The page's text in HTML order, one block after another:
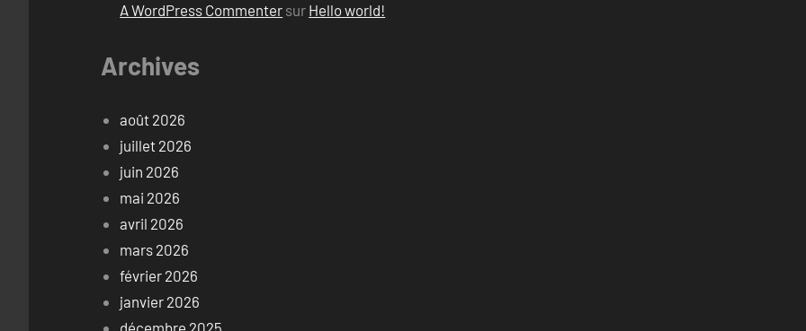
A WordPress Commenter sur Hello world!
Archives
août 2026
juillet 2026
juin 2026
mai 2026
avril 2026
mars 2026
février 2026
janvier 2026
décembre 2025